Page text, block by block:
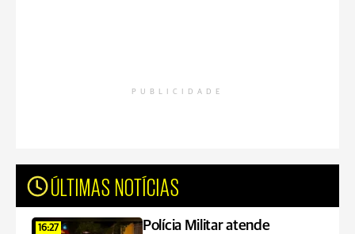
PUBLICIDADE
ÚLTIMAS NOTÍCIAS
16:27
Polícia Militar atende